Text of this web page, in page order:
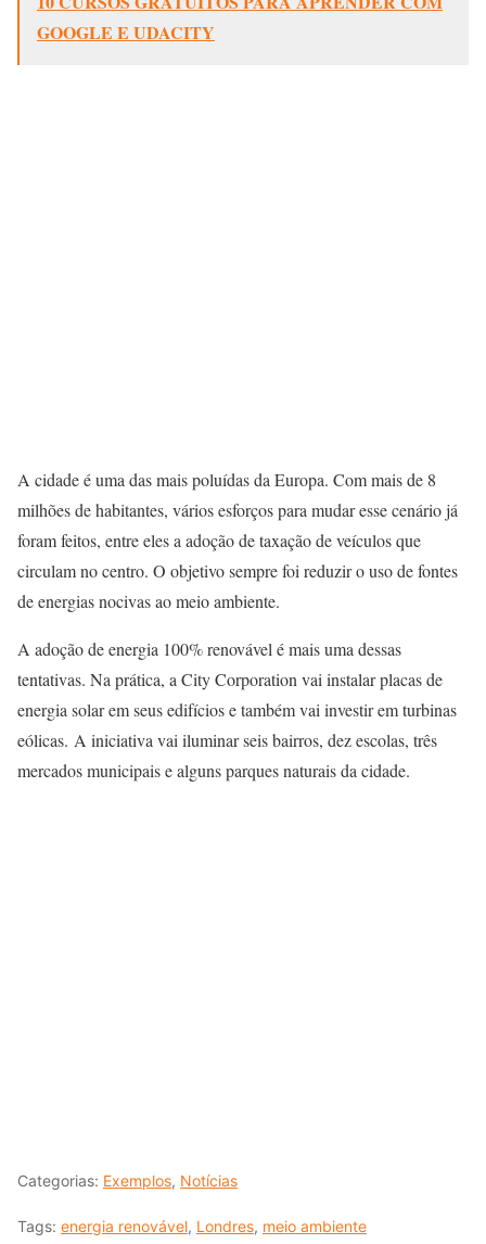
GOOGLE E UDACITY
A cidade é uma das mais poluídas da Europa. Com mais de 8
milhões de habitantes, vários esforços para mudar esse cenário já
foram feitos, entre eles a adoção de taxação de veículos que
circulam no centro. O objetivo sempre foi reduzir o uso de fontes
de energias nocivas ao meio ambiente.
A adoção de energia 100% renovável é mais uma dessas
tentativas. Na prática, a City Corporation vai instalar placas de
energia solar em seus edifícios e também vai investir em turbinas
eólicas. A iniciativa vai iluminar seis bairros, dez escolas, três
mercados municipais e alguns parques naturais da cidade.
Categorias: Exemplos, Notícias
Tags: energia renovável, Londres, meio ambiente